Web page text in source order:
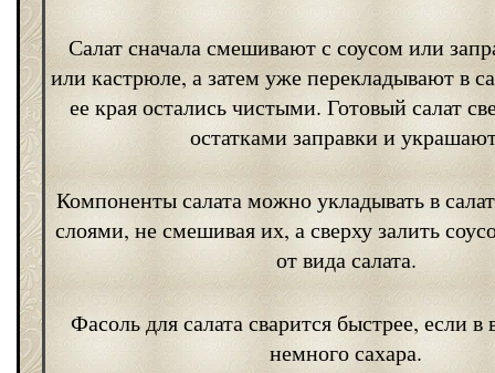
Салат сначала смешивают с соусом или
или кастрюле, а затем уже перекладывают в
ее края остались чистыми. Готовый салат
остатками заправки и
Компоненты салата можно укладывать в
слоями, не смешивая их, а сверху залить
от вида салата.
Фасоль для салата сварится быстрее, если в
немного сахара.